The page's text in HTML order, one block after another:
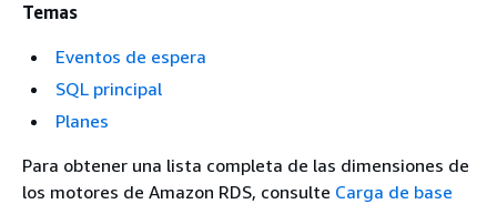
Temas
Eventos de espera
SQL principal
Planes
Para obtener una lista completa de las dimensiones de
los motores de Amazon RDS, consulte Carga de base